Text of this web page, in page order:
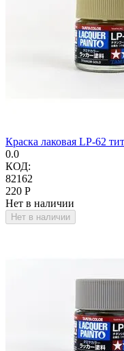
Краска лаковая LP-62
0.0
КОД:
82162
‍220‍ Р
Нет в наличии
Нет в наличии